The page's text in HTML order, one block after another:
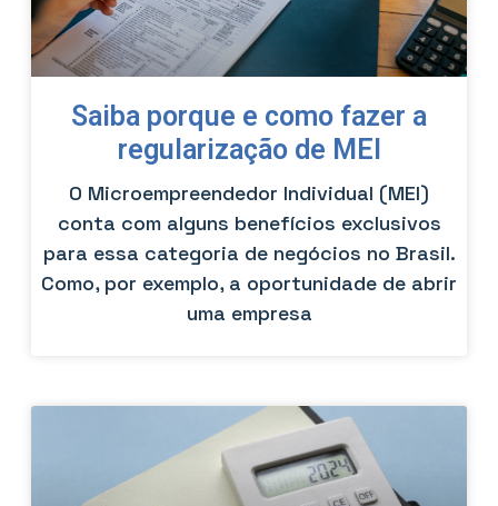
Saiba porque e como fazer a
regularização de MEI
O Microempreendedor Individual (MEI)
conta com alguns benefícios exclusivos
para essa categoria de negócios no Brasil.
Como, por exemplo, a oportunidade de abrir
uma empresa